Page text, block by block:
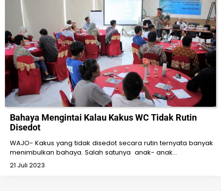
Bahaya Mengintai Kalau Kakus WC Tidak Rutin
Disedot
WAJO- Kakus yang tidak disedot secara rutin ternyata banyak
menimbulkan bahaya. Salah satunya anak- anak…
21 Juli 2023